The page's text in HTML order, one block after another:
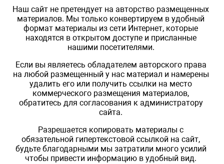
Наш сайт не претендует на авторство размещенных
материалов. Мы только конвертируем в удобный
формат материалы из сети Интернет, которые
находятся в открытом доступе и присланные
нашими посетителями.
Если вы являетесь обладателем авторского права
на любой размещенный у нас материал и намерены
удалить его или получить ссылки на место
коммерческого размещения материалов,
обратитесь для согласования к администратору
сайта.
Разрешается копировать материалы с
обязательной гипертекстовой ссылкой на сайт,
будьте благодарными мы затратили много усилий
чтобы привести информацию в удобный вид.